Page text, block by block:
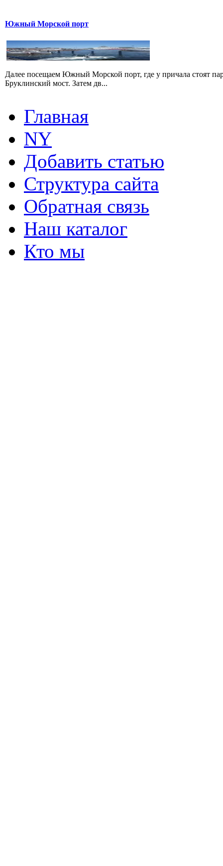
Южный Морской порт
Далее посещаем Южный Морской порт, где у причала стоят
Бруклинский мост. Затем дв...
Главная
NY
Добавить статью
Структура сайта
Обратная связь
Наш каталог
Кто мы